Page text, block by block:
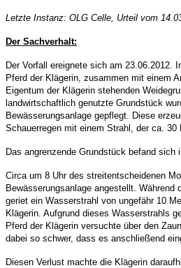
Letzte Instanz: OLG Celle, Urteil vom
Der Sachverhalt:
Der Vorfall ereignete sich am 23.06.2012.
Pferd der Klägerin, zusammen mit einem
Eigentum der Klägerin stehenden
landwirtschaftlich genutzte Grundstück
Bewässerungsanlage gepflegt. Diese
Schauerregen mit einem Strahl, der ca. 30
Das angrenzende Grundstück befand sich
Circa um 8 Uhr des streitentscheidenen
Bewässerungsanlage angestellt. Während
geriet ein Wasserstrahl von ungefähr 10
Klägerin. Aufgrund dieses Wasserstrahls
Pferd der Klägerin versuchte über den
dabei so schwer, dass es anschließend
Diesen Verlust machte die Klägerin